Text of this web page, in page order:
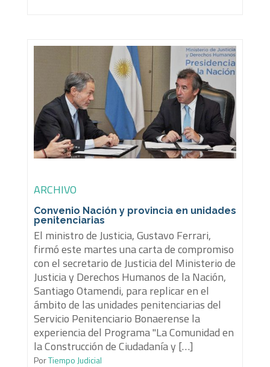
ARCHIVO
Convenio Nación y provincia en unidades
penitenciarias
El ministro de Justicia, Gustavo Ferrari,
firmó este martes una carta de compromiso
con el secretario de Justicia del Ministerio de
Justicia y Derechos Humanos de la Nación,
Santiago Otamendi, para replicar en el
ámbito de las unidades penitenciarias del
Servicio Penitenciario Bonaerense la
experiencia del Programa "La Comunidad en
la Construcción de Ciudadanía y […]
PorTiempo Judicial